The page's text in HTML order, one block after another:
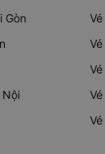
Gòn
Nội